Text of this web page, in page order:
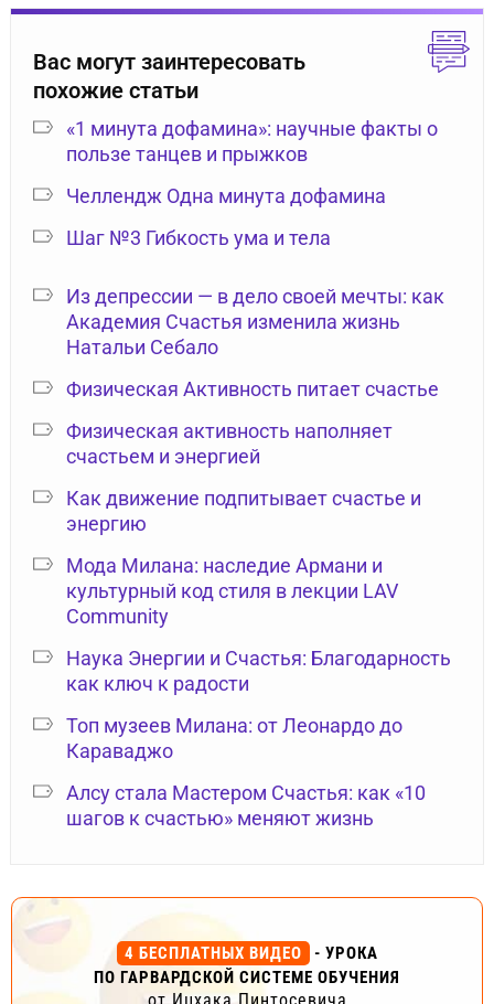
Вас могут заинтересовать
похожие статьи
«1 минута дофамина»: научные факты о
пользе танцев и прыжков
Челлендж Одна минута дофамина
Шаг №3 Гибкость ума и тела
Из депрессии — в дело своей мечты: как
Академия Счастья изменила жизнь
Натальи Себало
Физическая Активность питает счастье
Физическая активность наполняет
счастьем и энергией
Как движение подпитывает счастье и
энергию
Мода Милана: наследие Армани и
культурный код стиля в лекции LAV
Community
Наука Энергии и Счастья: Благодарность
как ключ к радости
Топ музеев Милана: от Леонардо до
Караваджо
Алсу стала Мастером Счастья: как «10
шагов к счастью» меняют жизнь
4 БЕСПЛАТНЫХ ВИДЕО
- УРОКА
ПО ГАРВАРДСКОЙ СИСТЕМЕ ОБУЧЕНИЯ